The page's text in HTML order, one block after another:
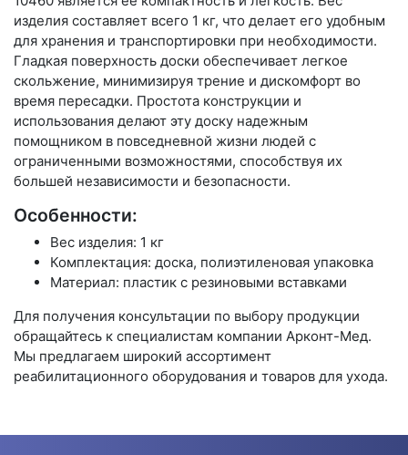
изделия составляет всего 1 кг, что делает его удобным
для хранения и транспортировки при необходимости.
Гладкая поверхность доски обеспечивает легкое
скольжение, минимизируя трение и дискомфорт во
время пересадки. Простота конструкции и
использования делают эту доску надежным
помощником в повседневной жизни людей с
ограниченными возможностями, способствуя их
большей независимости и безопасности.
Особенности:
Вес изделия: 1 кг
Комплектация: доска, полиэтиленовая упаковка
Материал: пластик с резиновыми вставками
Для получения консультации по выбору продукции
обращайтесь к специалистам компании Арконт-Мед.
Мы предлагаем широкий ассортимент
реабилитационного оборудования и товаров для ухода.